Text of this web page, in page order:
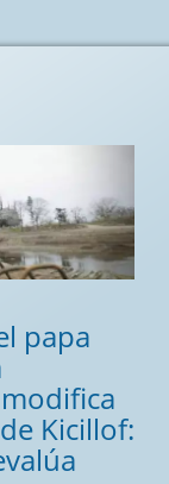
papa
Kicillof: